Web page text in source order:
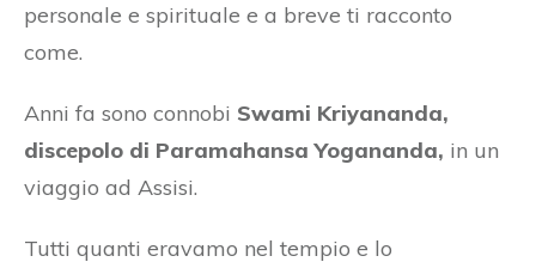
personale e spirituale e a breve ti racconto
come.
Anni fa sono connobi Swami Kriyananda,
discepolo di Paramahansa Yogananda, in un
viaggio ad Assisi.
Tutti quanti eravamo nel tempio e lo